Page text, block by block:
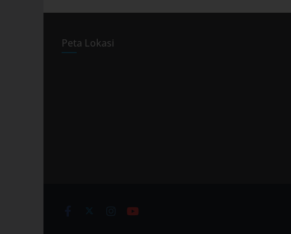
Peta Lokasi